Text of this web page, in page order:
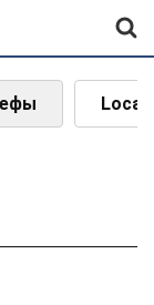
Local